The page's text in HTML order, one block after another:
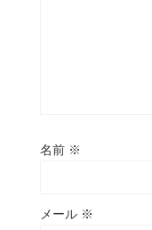
名前 ※
メール ※